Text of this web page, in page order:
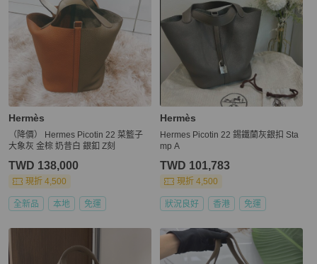
Hermès
（降價） Hermes Picotin 22 菜籃子
大象灰 金棕 奶昔白 銀釦 Z刻
TWD 138,000
現折 4,500
全新品 本地 免運
Hermès
Hermes Picotin 22 錫鐵蘭灰銀扣 Sta
mp A
TWD 101,783
現折 4,500
狀況良好 香港 免運